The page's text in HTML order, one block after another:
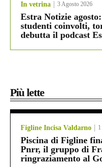
In vetrina 3 Agosto 2026
Estra Notizie
studenti coinvolti,
debutta il podcast
Più lette
Figline Incisa Valdarno
Piscina di Figline
Pnrr, il gruppo di
ringraziamento al